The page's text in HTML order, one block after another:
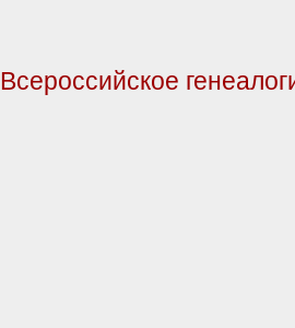
Всероссийское